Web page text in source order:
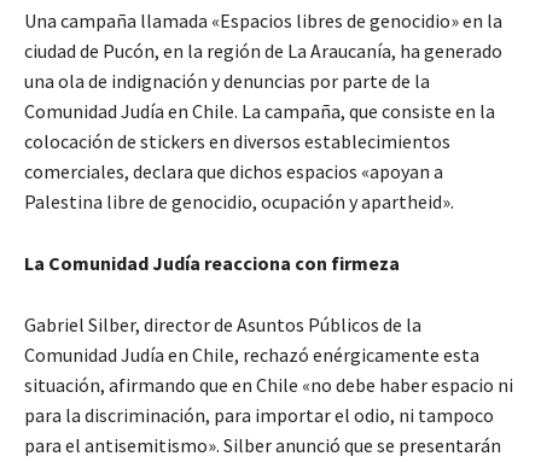
Una campaña llamada «Espacios libres de genocidio» en la
ciudad de Pucón, en la región de La Araucanía, ha generado
una ola de indignación y denuncias por parte de la
Comunidad Judía en Chile. La campaña, que consiste en la
colocación de stickers en diversos establecimientos
comerciales, declara que dichos espacios «apoyan a
Palestina libre de genocidio, ocupación y apartheid».
La Comunidad Judía reacciona con firmeza
Gabriel Silber, director de Asuntos Públicos de la
Comunidad Judía en Chile, rechazó enérgicamente esta
situación, afirmando que en Chile «no debe haber espacio ni
para la discriminación, para importar el odio, ni tampoco
para el antisemitismo». Silber anunció que se presentarán